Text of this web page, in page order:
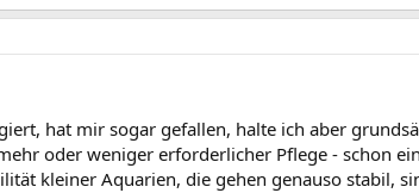
hat mir sogar gefallen, halte ich aber
oder weniger erforderlicher Pflege - schon
kleiner Aquarien, die gehen genauso stabil,